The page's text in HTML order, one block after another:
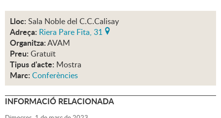
Lloc: Sala Noble del C.C.Calisay
Adreça: Riera Pare Fita, 31
Organitza:AVAM
Preu: Gratuït
Tipus d'acte: Mostra
Marc: Conferències
INFORMACIÓ RELACIONADA